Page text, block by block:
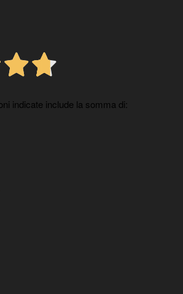
indicate include la somma di: